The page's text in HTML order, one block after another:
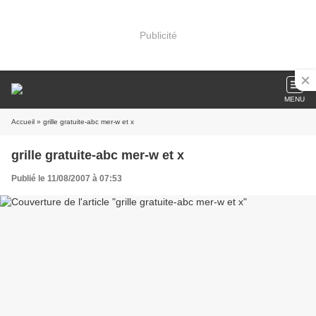
Publicité
MENU
Accueil » grille gratuite-abc mer-w et x
grille gratuite-abc mer-w et x
Publié le 11/08/2007 à 07:53